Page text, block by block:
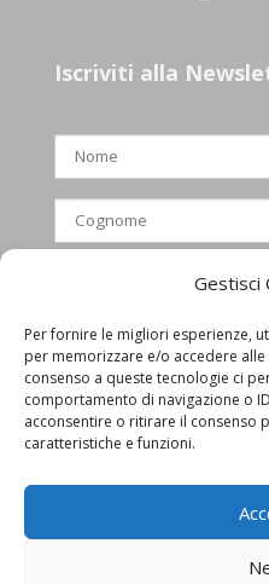
Gestisci
Per fornire le migliori esperienze,
per memorizzare e/o accedere
consenso a queste tecnologie ci
comportamento di navigazione o
acconsentire o ritirare il consenso
caratteristiche e funzioni.
Iscriviti alla
Ho letto e
privacy